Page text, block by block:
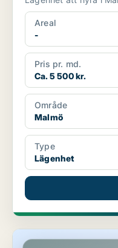
Areal
-
Pris pr. md.
Ca. 5 500 kr.
Område
Malmö
Type
Lägenhet
Lägenhet i Malmö